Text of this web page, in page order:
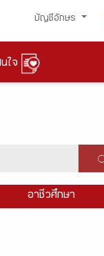
บัญชีอักษร
ใจ
อาชีวศึกษา